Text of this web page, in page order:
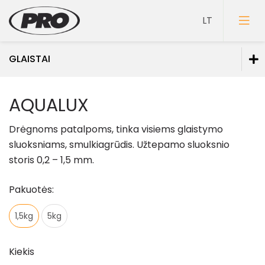
GLAISTAI
Gruntai
Glaistai
Glaistai vidaus darbams
Glaistai lauko darbams
Glaistai medienai
Spec. paskirties glaistai
Lakai
AQUALUX
Drėgnoms patalpoms, tinka visiems glaistymo
sluoksniams, smulkiagrūdis. Užtepamo sluoksnio
storis 0,2 – 1,5 mm.
Pakuotės:
1,5kg 5kg
Kiekis